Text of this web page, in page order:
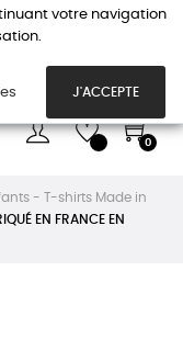
la
0
- T-shirts Made in
EN FRANCE EN
votre navigation
J'ACCEPTE